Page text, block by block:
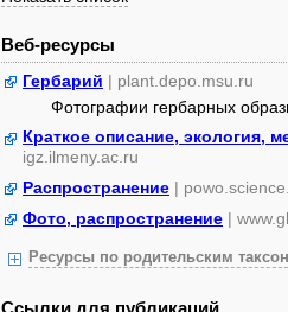
Веб-ресурсы
Гербарий | plant.depo.msu.ru
Фотографии гербарных
Краткое описание, экология,
igz.ilmeny.ac.ru
Распространение |
Фото, распространение |
Ресурсы по родительским
Ссылки для публикаций